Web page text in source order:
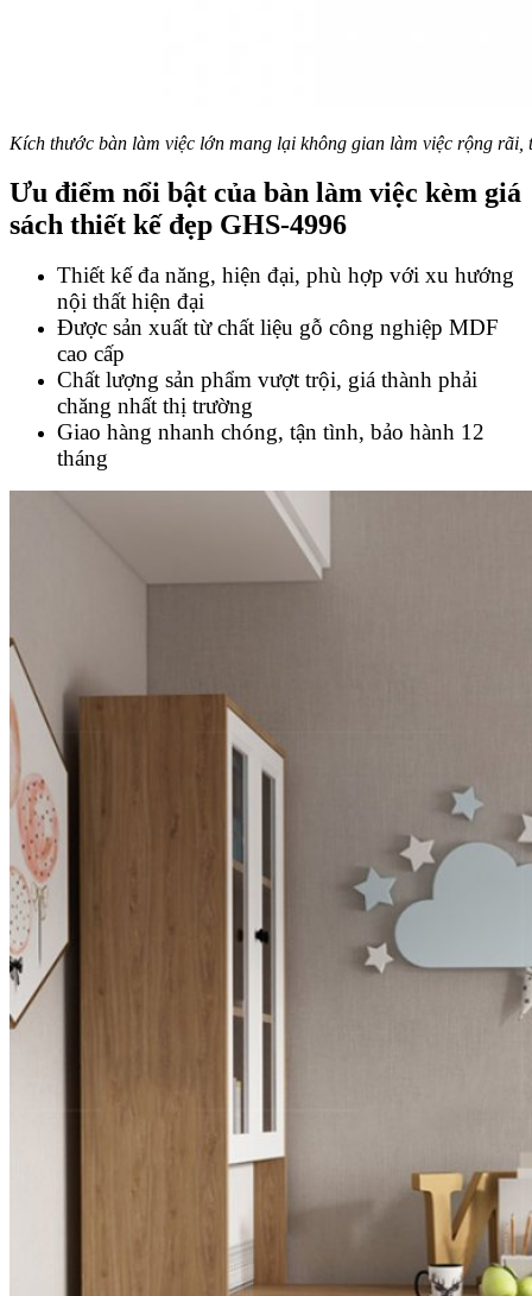
Kích thước bàn làm việc lớn mang lại không gian làm việc rộng rãi,
Ưu điểm nổi bật của bàn làm việc kèm giá
sách thiết kế đẹp GHS-4996
Thiết kế đa năng, hiện đại, phù hợp với xu hướng
nội thất hiện đại
Được sản xuất từ chất liệu gỗ công nghiệp MDF
cao cấp
Chất lượng sản phẩm vượt trội, giá thành phải
chăng nhất thị trường
Giao hàng nhanh chóng, tận tình, bảo hành 12
tháng